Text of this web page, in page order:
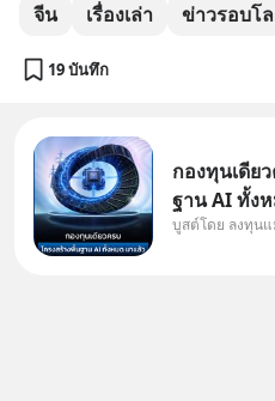
จีน เรื่องเล่า ข่าวรอบโ
19 บันทึก
กองทุนเดีย
ฐาน AI ทั้ง
ลงทุนแมน
บูสต์โดย ลงทุน